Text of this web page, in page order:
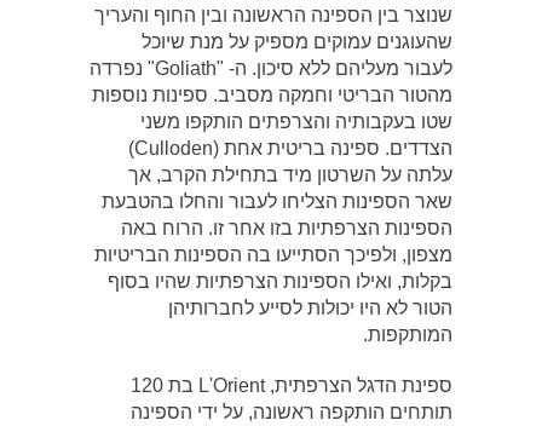
שנוצר בין הספינה הראשונה ובין החוף והעריך
שהעוגנים עמוקים מספיק על מנת שיוכל
לעבור מעליהם ללא סיכון. ה- "Goliath" נפרדה
מהטור הבריטי וחמקה מסביב. ספינות נוספות
שטו בעקבותיה והצרפתים הותקפו משני
הצדדים. ספינה בריטית אחת (Culloden)
עלתה על השרטון מיד בתחילת הקרב, אך
שאר הספינות הצליחו לעבור והחלו בהטבעת
הספינות הצרפתיות בזו אחר זו. הרוח באה
מצפון, ולפיכך הסתייעו בה הספינות הבריטיות
בקלות, ואילו הספינות הצרפתיות שהיו בסוף
הטור לא היו יכולות לסייע לחברותיהן
המותקפות.
ספינת הדגל הצרפתית, L'Orient בת 120
תותחים הותקפה ראשונה, על ידי הספינה